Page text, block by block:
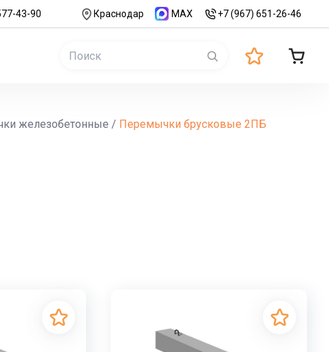
43-90 Краснодар MAX +7 (967) 651-26-46
железобетонные / Перемычки брусковые 2ПБ